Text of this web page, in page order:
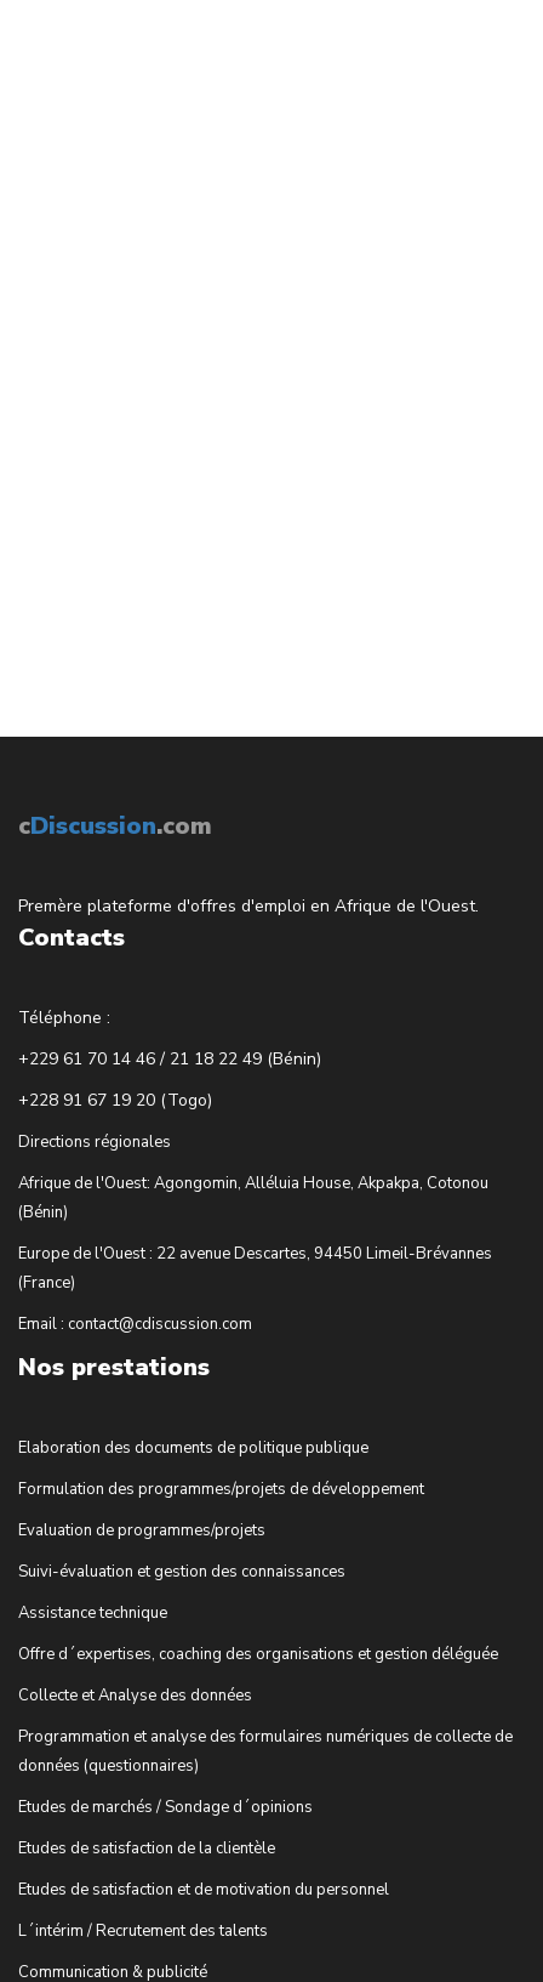
cDiscussion.com
Premère plateforme d'offres d'emploi en Afrique de l'Ouest.
Contacts
Téléphone :
+229 61 70 14 46 / 21 18 22 49 (Bénin)
+228 91 67 19 20 (Togo)
Directions régionales
Afrique de l'Ouest: Agongomin, Alléluia House, Akpakpa, Cotonou
(Bénin)
Europe de l'Ouest : 22 avenue Descartes, 94450 Limeil-Brévannes
(France)
Email : contact@cdiscussion.com
Nos prestations
Elaboration des documents de politique publique
Formulation des programmes/projets de développement
Evaluation de programmes/projets
Suivi-évaluation et gestion des connaissances
Assistance technique
Offre d´expertises, coaching des organisations et gestion déléguée
Collecte et Analyse des données
Programmation et analyse des formulaires numériques de collecte de
données (questionnaires)
Etudes de marchés / Sondage d´opinions
Etudes de satisfaction de la clientèle
Etudes de satisfaction et de motivation du personnel
L´intérim / Recrutement des talents
Communication & publicité